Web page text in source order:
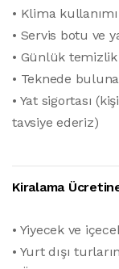
• Klima
• Servis botu ve
• Günlük temizlik
• Teknede
• Yat sigortası
tavsiye ederiz)
Kiralama
• Yiyecek ve
• Yurt dışı